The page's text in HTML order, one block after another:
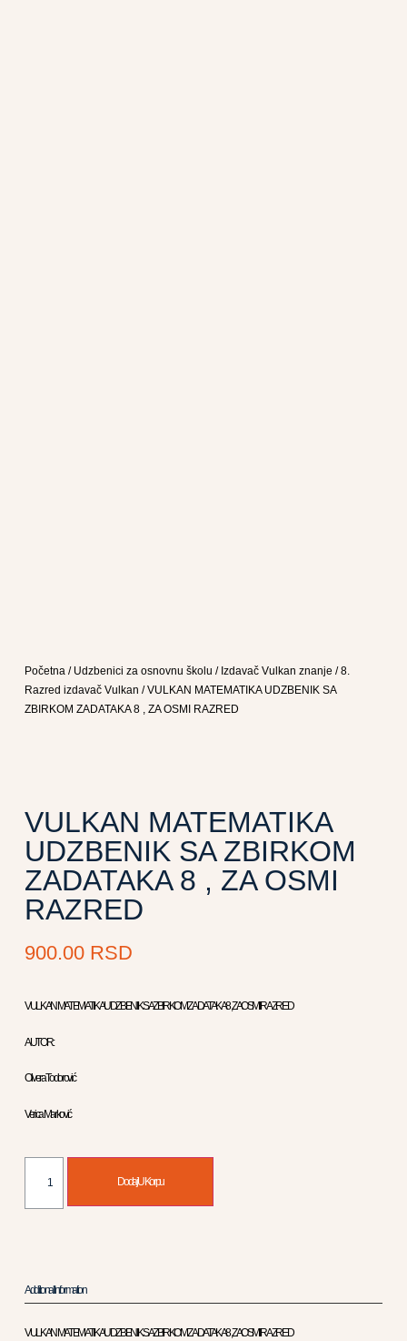
Početna/ Udzbenici za osnovnu školu / Izdavač Vulkan znanje /8.
Razred izdavač Vulkan / VULKAN MATEMATIKA UDZBENIK SA
ZBIRKOM ZADATAKA 8 , ZA OSMI RAZRED
VULKAN MATEMATIKA
UDZBENIK SA ZBIRKOM
ZADATAKA 8 , ZA OSMI
RAZRED
900.00 RSD
VULKAN MATEMATIKA UDZBENIK SA ZBIRKOM ZADATAKA 8 , ZA OSMI RAZRED
AUTOR :
Olivera Todorović
Verica Marković
Dodaj U Korpu
Additional Information
VULKAN MATEMATIKA UDZBENIK SA ZBIRKOM ZADATAKA 8 , ZA OSMI RAZRED